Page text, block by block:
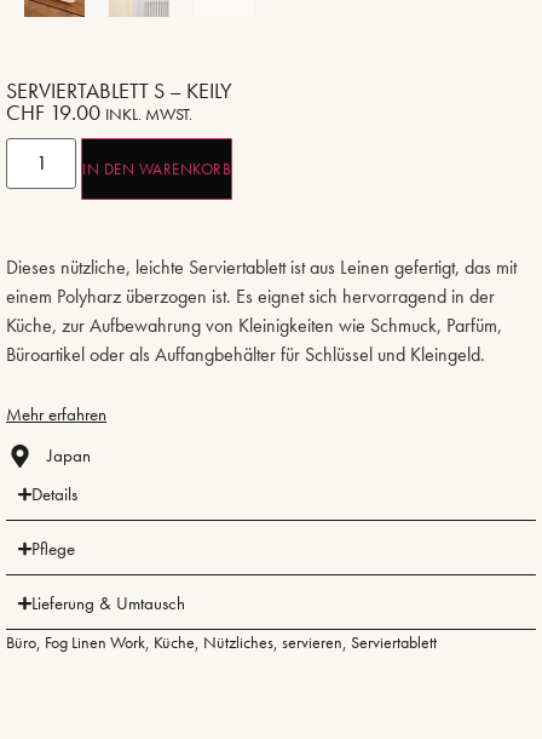
SERVIERTABLETT S – KEILY
CHF 19.00 INKL. MWST.
IN DEN WARENKORB
Dieses nützliche, leichte Serviertablett ist aus Leinen gefertigt, das mit
einem Polyharz überzogen ist. Es eignet sich hervorragend in der
Küche, zur Aufbewahrung von Kleinigkeiten wie Schmuck, Parfüm,
Büroartikel oder als Auffangbehälter für Schlüssel und Kleingeld.
Mehr erfahren
Japan
Details
Pflege
Lieferung & Umtausch
Büro, Fog Linen Work, Küche, Nützliches, servieren, Serviertablett